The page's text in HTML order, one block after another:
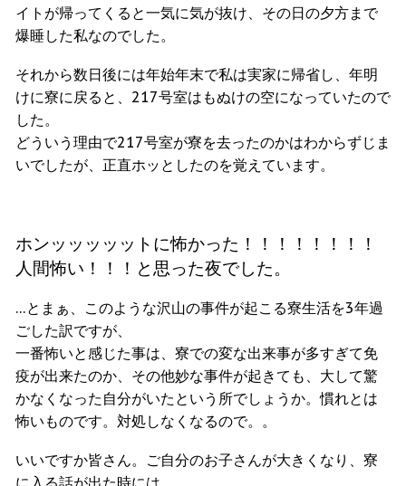
イトが帰ってくると一気に気が抜け、その日の夕方まで
爆睡した私なのでした。
それから数日後には年始年末で私は実家に帰省し、年明
けに寮に戻ると、217号室はもぬけの空になっていたので
した。
どういう理由で217号室が寮を去ったのかはわからずじま
いでしたが、正直ホッとしたのを覚えています。
ホンッッッッットに怖かった！！！！！！！！
人間怖い！！！と思った夜でした。
…とまぁ、このような沢山の事件が起こる寮生活を3年過
ごした訳ですが、
一番怖いと感じた事は、寮での変な出来事が多すぎて免
疫が出来たのか、その他妙な事件が起きても、大して驚
かなくなった自分がいたという所でしょうか。慣れとは
怖いものです。対処しなくなるので。。
いいですか皆さん。ご自分のお子さんが大きくなり、寮
に入る話が出た時には、